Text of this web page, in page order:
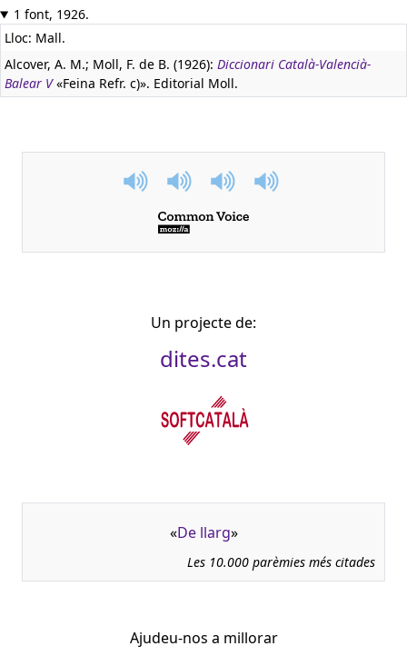
1 font, 1926.
Lloc: Mall.
Alcover, A. M.; Moll, F. de B. (1926): Diccionari Català-Valencià-
Balear V«Feina Refr. c)». Editorial Moll.
Un projecte de:
dites.cat
«De llarg»
Les 10.000 parèmies més citades
Ajudeu-nos a millorar